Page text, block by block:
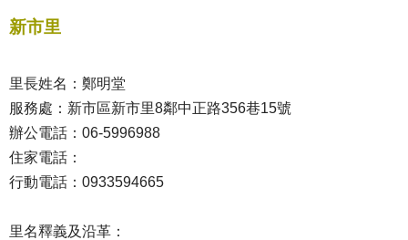
新市里
里長姓名：鄭明堂
服務處：新市區新市里8鄰中正路356巷15號
辦公電話：06-5996988
住家電話：
行動電話：0933594665
里名釋義及沿革：